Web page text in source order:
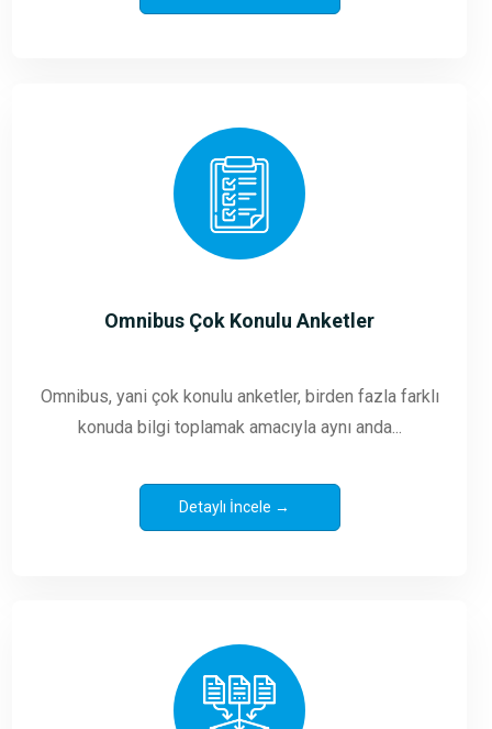
Omnibus Çok Konulu Anketler
Omnibus, yani çok konulu anketler, birden fazla farklı
konuda bilgi toplamak amacıyla aynı anda...
Detaylı İncele →